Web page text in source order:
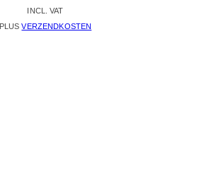
INCL. VAT
PLUSVERZENDKOSTEN